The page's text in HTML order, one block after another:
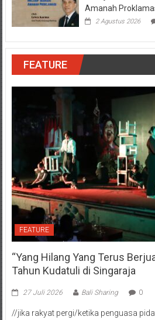
Amanah
2 Agustus 2026
FEATURE
FEATURE
“Yang Hilang Yang Terus
Tahun Kudatuli di Singaraja
27 Juli 2026 Bali Sharing 0
//jika rakyat pergi/ketika penguasa